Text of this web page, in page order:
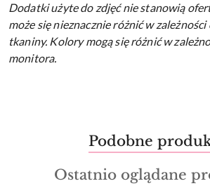
Dodatki użyte do zdjęć nie stanowią
może się nieznacznie różnić w zależności
tkaniny. Kolory mogą się różnić w
monitora.
Pomiń karuzelę produktów
Produkty
o
statusie:
Podobne
Produkty
Ostatnio oglądane